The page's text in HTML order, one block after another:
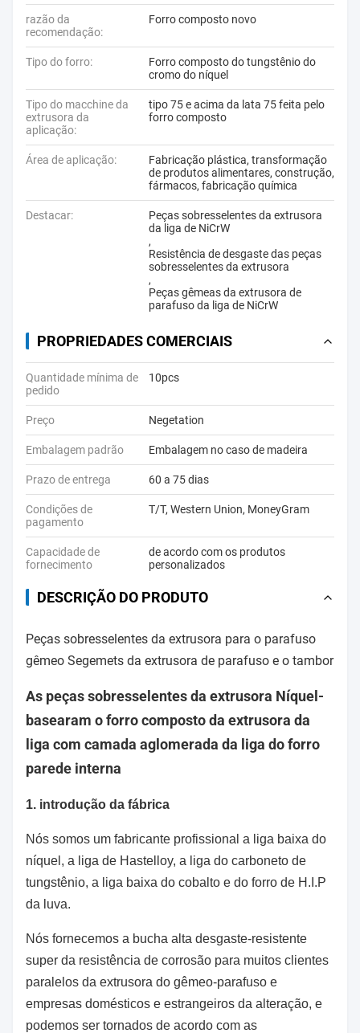
razão da
recomendação:
Forro composto novo
Tipo do forro:
Forro composto do tungstênio do
cromo do níquel
Tipo do macchine da
extrusora da
aplicação:
tipo 75 e acima da lata 75 feita pelo
forro composto
Área de aplicação:
Fabricação plástica, transformação
de produtos alimentares, construção,
fármacos, fabricação química
Destacar:
Peças sobresselentes da extrusora
da liga de NiCrW
,
Resistência de desgaste das peças
sobresselentes da extrusora
,
Peças gêmeas da extrusora de
parafuso da liga de NiCrW
PROPRIEDADES COMERCIAIS
Quantidade mínima de
pedido
10pcs
Preço Negetation
Embalagem padrão Embalagem no caso de madeira
Prazo de entrega 60 a 75 dias
Condições de
pagamento
T/T, Western Union, MoneyGram
Capacidade de
fornecimento
de acordo com os produtos
personalizados
DESCRIÇÃO DO PRODUTO
Peças sobresselentes da extrusora para o parafuso
gêmeo Segemets da extrusora de parafuso e o tambor
As peças sobresselentes da extrusora Níquel-
basearam o forro composto da extrusora da
liga com camada aglomerada da liga do forro
parede interna
1. introdução da fábrica
Nós somos um fabricante profissional a liga baixa do
níquel, a liga de Hastelloy, a liga do carboneto de
tungstênio, a liga baixa do cobalto e do forro de H.I.P
da luva.
Nós fornecemos a bucha alta desgaste-resistente
super da resistência de corrosão para muitos clientes
paralelos da extrusora do gêmeo-parafuso e
empresas domésticos e estrangeiros da alteração, e
podemos ser tornados de acordo com as